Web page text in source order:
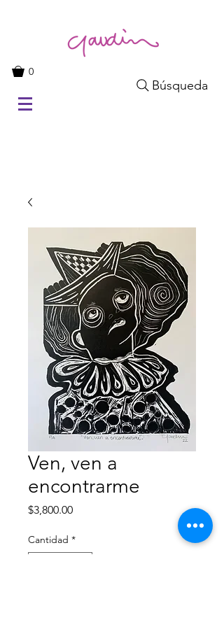
0
Búsqueda
Ven, ven a
encontrarme
$3,800.00Precio
Cantidad *